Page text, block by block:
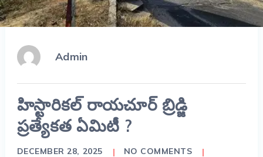
Admin
హిస్టారికల్ రాయచూర్ బ్రిడ్జి
ప్రత్యేకత ఏమిటీ ?
DECEMBER 28, 2025 NO COMMENTS